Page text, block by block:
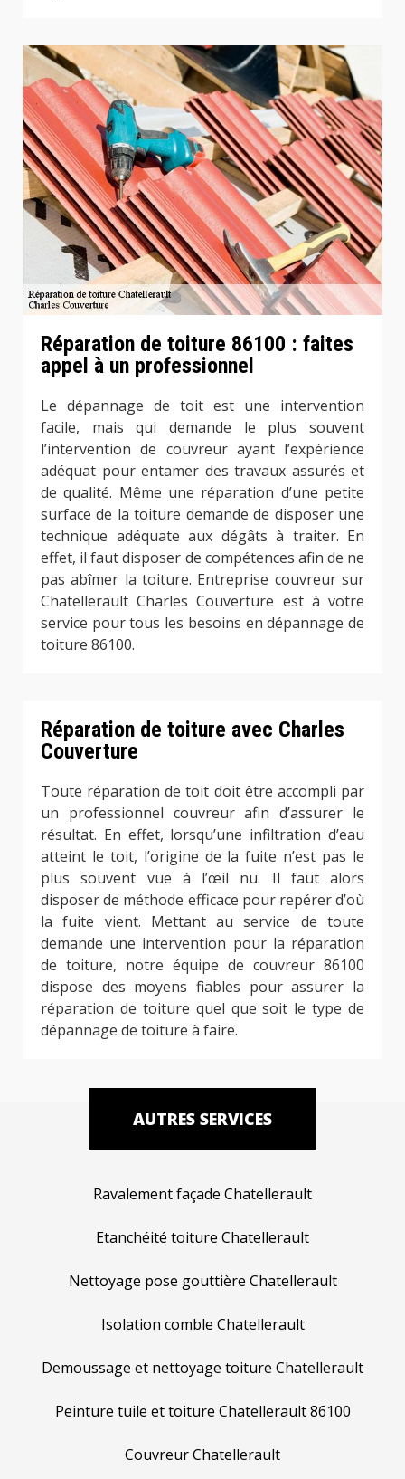
Réparation de toiture 86100 : faites
appel à un professionnel
Le dépannage de toit est une intervention
facile, mais qui demande le plus souvent
l’intervention de couvreur ayant l’expérience
adéquat pour entamer des travaux assurés et
de qualité. Même une réparation d’une petite
surface de la toiture demande de disposer une
technique adéquate aux dégâts à traiter. En
effet, il faut disposer de compétences afin de ne
pas abîmer la toiture. Entreprise couvreur sur
Chatellerault Charles Couverture est à votre
service pour tous les besoins en dépannage de
toiture 86100.
Réparation de toiture avec Charles
Couverture
Toute réparation de toit doit être accompli par
un professionnel couvreur afin d’assurer le
résultat. En effet, lorsqu’une infiltration d’eau
atteint le toit, l’origine de la fuite n’est pas le
plus souvent vue à l’œil nu. Il faut alors
disposer de méthode efficace pour repérer d’où
la fuite vient. Mettant au service de toute
demande une intervention pour la réparation
de toiture, notre équipe de couvreur 86100
dispose des moyens fiables pour assurer la
réparation de toiture quel que soit le type de
dépannage de toiture à faire.
AUTRES SERVICES
Ravalement façade Chatellerault
Etanchéité toiture Chatellerault
Nettoyage pose gouttière Chatellerault
Isolation comble Chatellerault
Demoussage et nettoyage toiture Chatellerault
Peinture tuile et toiture Chatellerault 86100
Couvreur Chatellerault